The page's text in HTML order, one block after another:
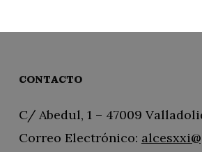
CONTACTO
C/ Abedul, 1 – 47009
Correo Electrónico: